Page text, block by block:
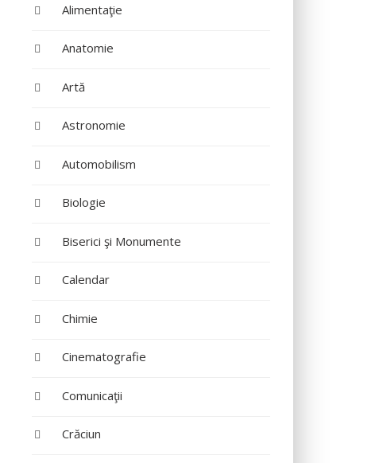
Alimentaţie
Anatomie
Artă
Astronomie
Automobilism
Biologie
Biserici şi Monumente
Calendar
Chimie
Cinematografie
Comunicaţii
Crăciun